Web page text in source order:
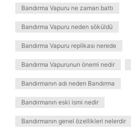
Bandırma Vapuru ne zaman battı
Bandırma Vapuru neden söküldü
Bandırma Vapuru replikası nerede
Bandırma Vapurunun önemi nedir
Bandırmanın adı neden Bandırma
Bandırmanın eski ismi nedir
Bandırmanın genel özellikleri nelerdir